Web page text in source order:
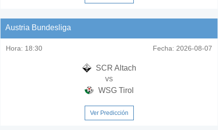
Austria Bundesliga
Hora: 18:30 Fecha: 2026-08-07
SCR Altach
vs
WSG Tirol
Ver Predicción